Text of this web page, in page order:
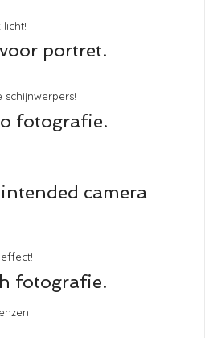
licht!
portret.
schijnwerpers!
fotografie.
camera
fotografie.